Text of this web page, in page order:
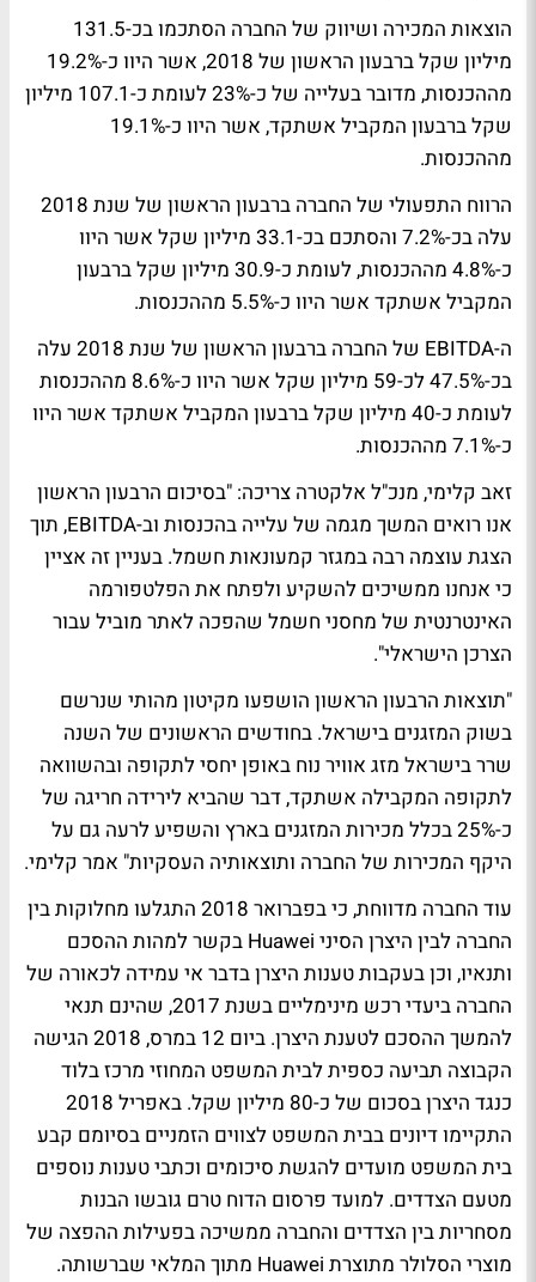
הוצאות המכירה ושיווק של החברה הסתכמו בכ-131.5
מיליון שקל ברבעון הראשון של 2018, אשר היוו כ-19.2%
מההכנסות, מדובר בעלייה של כ-23% לעומת כ-107.1 מיליון
שקל ברבעון המקביל אשתקד, אשר היוו כ-19.1%
מההכנסות.
הרווח התפעולי של החברה ברבעון הראשון של שנת 2018
עלה בכ-7.2% והסתכם בכ-33.1 מיליון שקל אשר היוו
כ-4.8% מההכנסות, לעומת כ-30.9 מיליון שקל ברבעון
המקביל אשתקד אשר היוו כ-5.5% מההכנסות.
ה-EBITDA של החברה ברבעון הראשון של שנת 2018 עלה
בכ-47.5% לכ-59 מיליון שקל אשר היוו כ-8.6% מההכנסות
לעומת כ-40 מיליון שקל ברבעון המקביל אשתקד אשר היוו
כ-7.1% מההכנסות.
זאב קלימי, מנכ"ל אלקטרה צריכה: "בסיכום הרבעון הראשון
אנו רואים המשך מגמה של עלייה בהכנסות וב-EBITDA, תוך
הצגת עוצמה רבה במגזר קמעונאות חשמל. בעניין זה אציין
כי אנחנו ממשיכים להשקיע ולפתח את הפלטפורמה
האינטרנטית של מחסני חשמל שהפכה לאתר מוביל עבור
הצרכן הישראלי".
"תוצאות הרבעון הראשון הושפעו מקיטון מהותי שנרשם
בשוק המזגנים בישראל. בחודשים הראשונים של השנה
שרר בישראל מזג אוויר נוח באופן יחסי לתקופה ובהשוואה
לתקופה המקבילה אשתקד, דבר שהביא לירידה חריגה של
כ-25% בכלל מכירות המזגנים בארץ והשפיע לרעה גם על
היקף המכירות של החברה ותוצאותיה העסקיות" אמר קלימי.
עוד החברה מדווחת, כי בפברואר 2018 התגלעו מחלוקות בין
החברה לבין היצרן הסיני Huawei בקשר למהות ההסכם
ותנאיו, וכן בעקבות טענות היצרן בדבר אי עמידה לכאורה של
החברה ביעדי רכש מינימליים בשנת 2017, שהינם תנאי
להמשך ההסכם לטענת היצרן. ביום 12 במרס, 2018 הגישה
הקבוצה תביעה כספית לבית המשפט המחוזי מרכז בלוד
כנגד היצרן בסכום של כ-80 מיליון שקל. באפריל 2018
התקיימו דיונים בבית המשפט לצווים הזמניים בסיומם קבע
בית המשפט מועדים להגשת סיכומים וכתבי טענות נוספים
מטעם הצדדים. למועד פרסום הדוח טרם גובשו הבנות
מסחריות בין הצדדים והחברה ממשיכה בפעילות ההפצה של
מוצרי הסלולר מתוצרת Huawei מתוך המלאי שברשותה.